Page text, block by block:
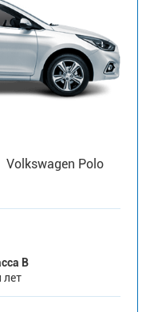
Volkswagen Polo
В
лет